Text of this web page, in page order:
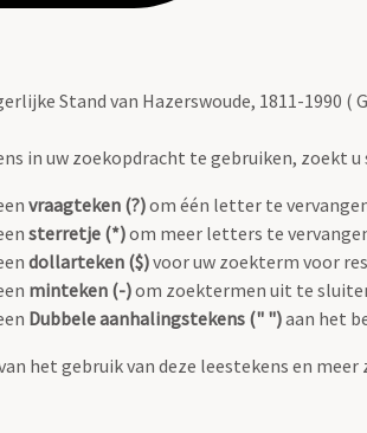
Stand van Hazerswoude, 1811-1990
in uw zoekopdracht te gebruiken, zoekt
vraagteken (?)om één letter te
sterretje (*)om meer letters te
dollarteken ($)voor uw zoekterm voor
minteken (-)om zoektermen uit te
Dubbele aanhalingstekens (" ")aan het
het gebruik van deze leestekens en